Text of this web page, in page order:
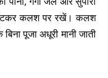
कलश पर रखें। कलश
पूजा अधूरी मानी जाती